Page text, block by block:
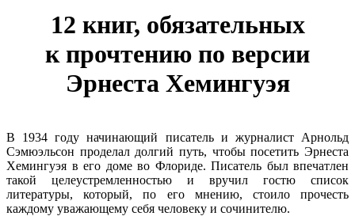
12 книг, обязательных
к прочтению по версии
Эрнеста Хемингуэя
В 1934 году начинающий писатель и журналист Арнольд
Сэмюэльсон проделал долгий путь, чтобы посетить Эрнеста
Хемингуэя в его доме во Флориде. Писатель был впечатлен
такой целеустремленностью и вручил гостю список
литературы, который, по его мнению, стоило прочесть
каждому уважающему себя человеку и сочинителю.